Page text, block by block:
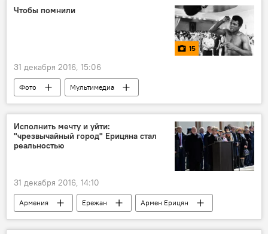
Чтобы помнили
15
31 декабря 2016, 15:06
Фото Мультимедиа
Исполнить мечту и уйти:
"чрезвычайный город" Ерицяна стал
реальностью
31 декабря 2016, 14:10
Армения Ережан
Армен Ерицян
Ерицян
МЧС